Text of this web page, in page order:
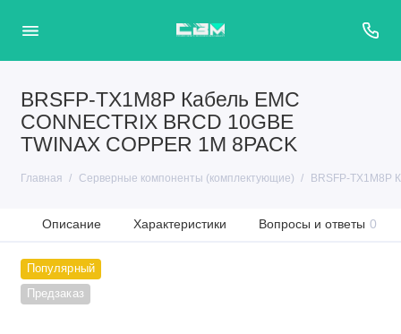
BRSFP-TX1M8P Кабель EMC
CONNECTRIX BRCD 10GBE
TWINAX COPPER 1M 8PACK
Главная Серверные компоненты (комплектующие) BRSFP-TX1M8P
Описание Характеристики Вопросы и ответы 0
Популярный
Предзаказ